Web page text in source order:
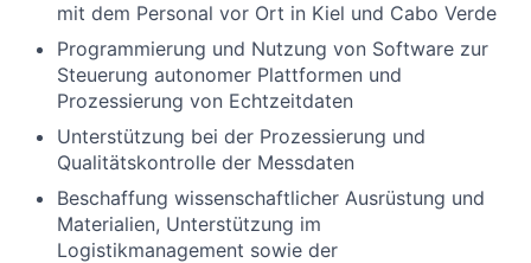
mit dem Personal vor Ort in Kiel und Cabo Verde
Programmierung und Nutzung von Software zur
Steuerung autonomer Plattformen und
Prozessierung von Echtzeitdaten
Unterstützung bei der Prozessierung und
Qualitätskontrolle der Messdaten
Beschaffung wissenschaftlicher Ausrüstung und
Materialien, Unterstützung im
Logistikmanagement sowie der